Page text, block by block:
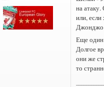
на
или,
Джонджо
Еще один
Долгое
они же
то